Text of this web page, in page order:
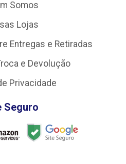
Somos
Lojas
Entregas e Retiradas
e Devolução
Privacidade
Seguro